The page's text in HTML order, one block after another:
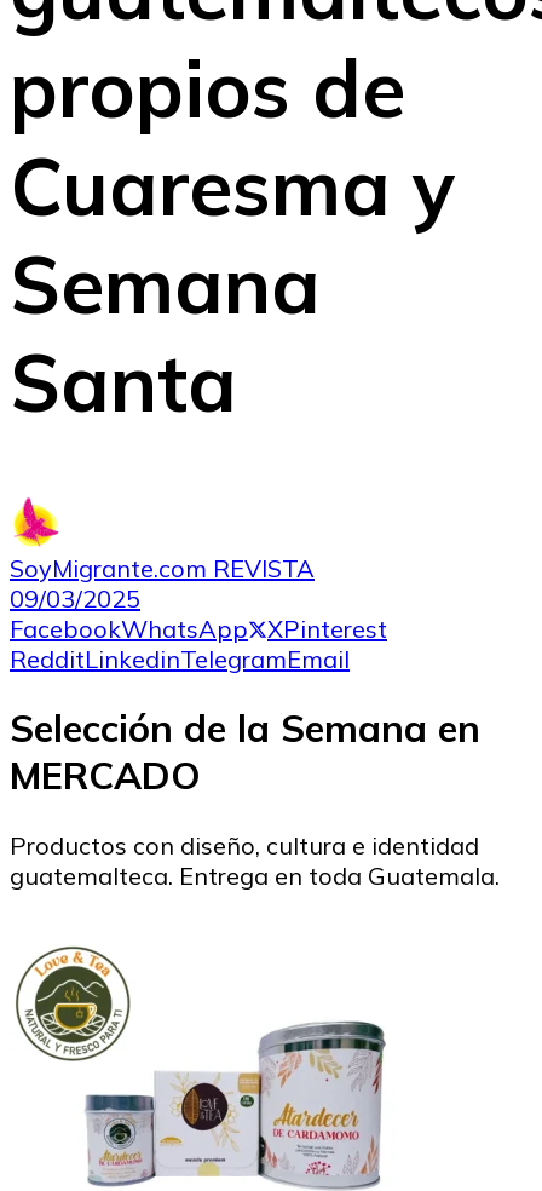
propios de
Cuaresma y
Semana
Santa
SoyMigrante.com REVISTA
09/03/2025
FacebookWhatsApp XPinterest
RedditLinkedinTelegramEmail
Selección de la Semana en
MERCADO
Productos con diseño, cultura e identidad
guatemalteca. Entrega en toda Guatemala.